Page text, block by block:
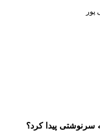
پیدا کرد؟